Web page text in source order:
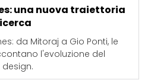
una nuova traiettoria
da Mitoraj a Gio Ponti, le
l'evoluzione del